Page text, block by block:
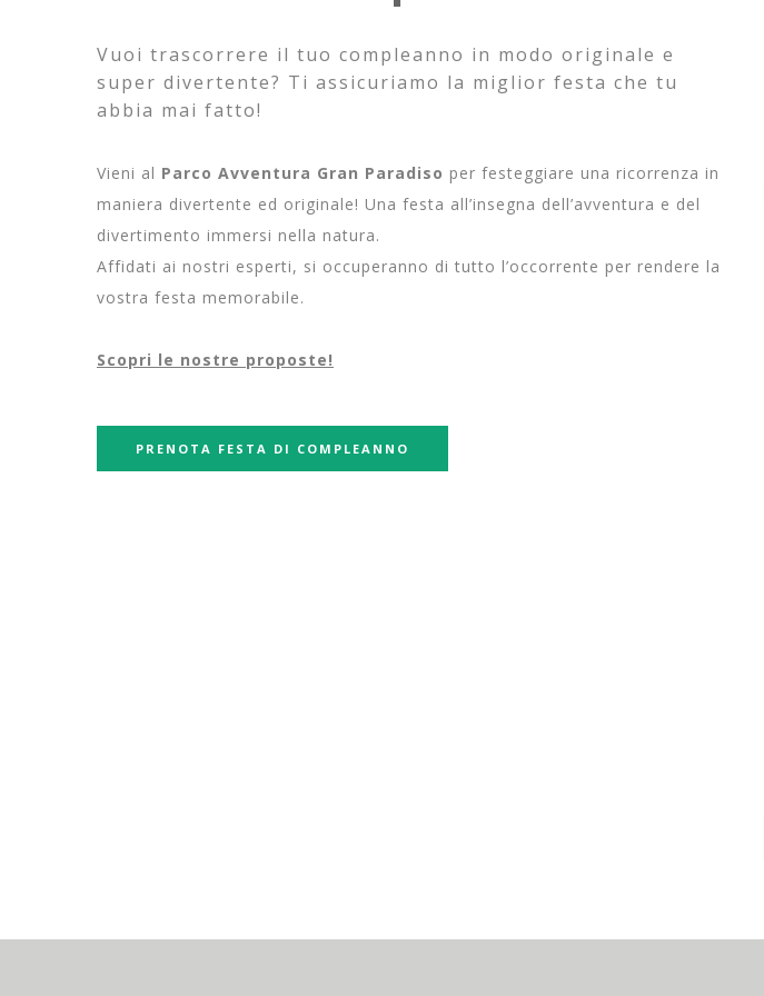
Vuoi trascorrere il tuo compleanno in modo originale e
super divertente? Ti assicuriamo la miglior festa che tu
abbia mai fatto!
Vieni al Parco Avventura Gran Paradiso per festeggiare una ricorrenza in
maniera divertente ed originale! Una festa all’insegna dell’avventura e del
divertimento immersi nella natura.
Affidati ai nostri esperti, si occuperanno di tutto l’occorrente per rendere la
vostra festa memorabile.
Scopri le nostre proposte!
PRENOTA FESTA DI COMPLEANNO